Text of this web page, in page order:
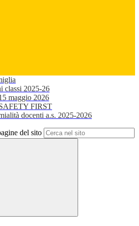
classi 2025-26
maggio 2026
FIRST
docenti a.s. 2025-2026
del sito